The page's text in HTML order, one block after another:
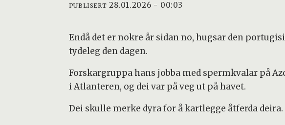
PUBLISERT 28.01.2026 - 00:03
Endå det er nokre år sidan no, hugsar den
tydeleg den dagen.
Forskargruppa hans jobba med spermkvalar på
i Atlanteren, og dei var på veg ut på havet.
Dei skulle merke dyra for å kartlegge åtferda deira.